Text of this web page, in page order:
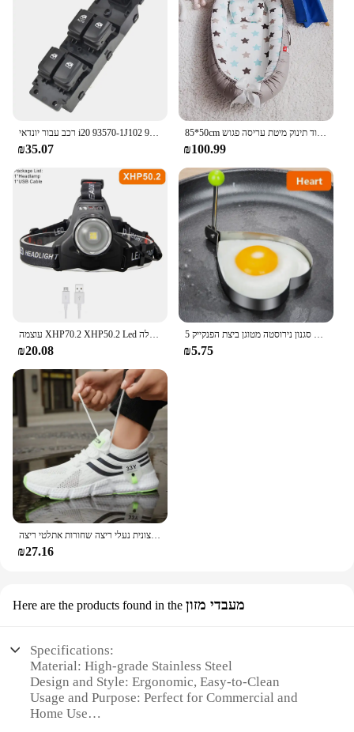
₪35.07
85*50cm תינוק קן מיטה עם כרית עריסה ניידת נסיעות מיטת תינוק פעוט כותנה ערש עבור יילוד תינוק מיטת עריסה פגוש
₪100.99
₪20.08 ₪5.75
נעלי ספורט מזדמנים נעלי ספורט נעלי ספורט קלות קלות משקל נעלי ספורט רשת חיצונית נעלי ריצה שחורות אתלטי ריצה
₪27.16
Here are the products found in the מעבדי מזון
Specifications:
Material: High-grade Stainless Steel
Design and Style: Ergonomic, Easy-to-Clean
Usage and Purpose: Perfect for Commercial and
Home Use